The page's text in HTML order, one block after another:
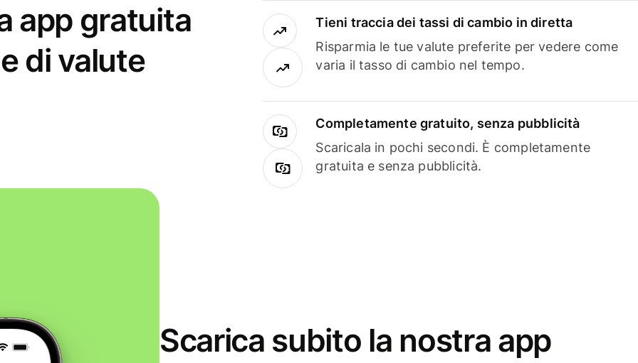
app gratuita
di valute
Tieni traccia dei tassi di cambio in diretta
Risparmia le tue valute preferite per vedere come
varia il tasso di cambio nel tempo.
Completamente gratuito, senza pubblicità
Scaricala in pochi secondi. È completamente
gratuita e senza pubblicità.
Scarica subito la nostra app